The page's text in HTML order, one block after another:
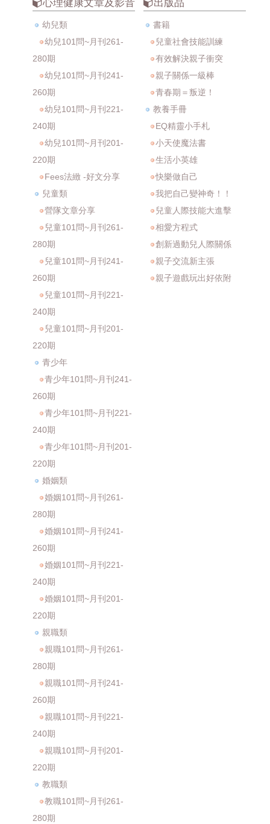
心理健康文章及影音
幼兒類
幼兒101問~月刊261-
280期
幼兒101問~月刊241-
260期
幼兒101問~月刊221-
240期
幼兒101問~月刊201-
220期
Fees法緻 -好文分享
兒童類
營隊文章分享
兒童101問~月刊261-
280期
兒童101問~月刊241-
260期
兒童101問~月刊221-
240期
兒童101問~月刊201-
220期
青少年
青少年101問~月刊241-
260期
青少年101問~月刊221-
240期
青少年101問~月刊201-
220期
婚姻類
婚姻101問~月刊261-
280期
婚姻101問~月刊241-
260期
婚姻101問~月刊221-
240期
婚姻101問~月刊201-
220期
親職類
親職101問~月刊261-
280期
親職101問~月刊241-
260期
親職101問~月刊221-
240期
親職101問~月刊201-
220期
教職類
教職101問~月刊261-
280期
出版品
書籍
兒童社會技能訓練
有效解決親子衝突
親子關係一級棒
青春期＝叛逆！
教養手冊
EQ精靈小手札
小天使魔法書
生活小英雄
快樂做自己
我把自己變神奇！！
兒童人際技能大進擊
相愛方程式
創新過動兒人際關係
親子交流新主張
親子遊戲玩出好依附